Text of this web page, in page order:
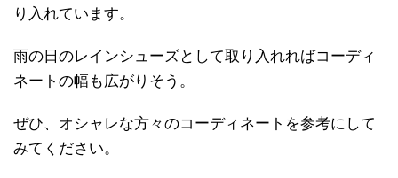
り入れています。
雨の日のレインシューズとして取り入れればコーディ
ネートの幅も広がりそう。
ぜひ、オシャレな方々のコーディネートを参考にして
みてください。